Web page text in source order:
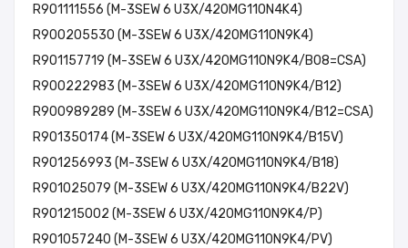
R901111556 (M-3SEW 6 U3X/420MG110N4K4)
R900205530 (M-3SEW 6 U3X/420MG110N9K4)
R901157719 (M-3SEW 6 U3X/420MG110N9K4/B08=CSA)
R900222983 (M-3SEW 6 U3X/420MG110N9K4/B12)
R900989289 (M-3SEW 6 U3X/420MG110N9K4/B12=CSA)
R901350174 (M-3SEW 6 U3X/420MG110N9K4/B15V)
R901256993 (M-3SEW 6 U3X/420MG110N9K4/B18)
R901025079 (M-3SEW 6 U3X/420MG110N9K4/B22V)
R901215002 (M-3SEW 6 U3X/420MG110N9K4/P)
R901057240 (M-3SEW 6 U3X/420MG110N9K4/PV)